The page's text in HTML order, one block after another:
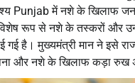
Punjab में नशे के खिलाफ
रूप से नशे के तस्करों और
गई है। मुख्यमंत्री मान ने इसे
और नशे के खिलाफ कड़ा रुख